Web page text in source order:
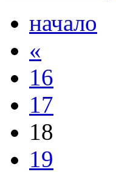
начало
«
16
17
18
19